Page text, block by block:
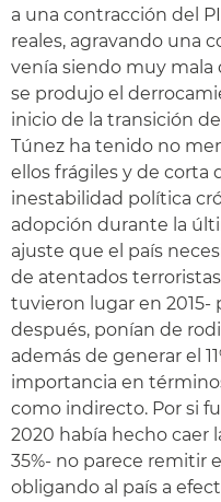
a una contracción del
reales, agravando una
venía siendo muy mala
se produjo el
inicio de la transición
Túnez ha tenido no
ellos frágiles y de corta
inestabilidad política
adopción durante la
ajuste que el país
de atentados
tuvieron lugar en 2015-
después, ponían de
además de generar el
importancia en
como indirecto. Por si
2020 había hecho caer
35%- no parece remitir
obligando al país a